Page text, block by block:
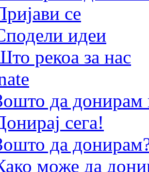
се
идеи
рекоа за нас
да
сега!
да
може да